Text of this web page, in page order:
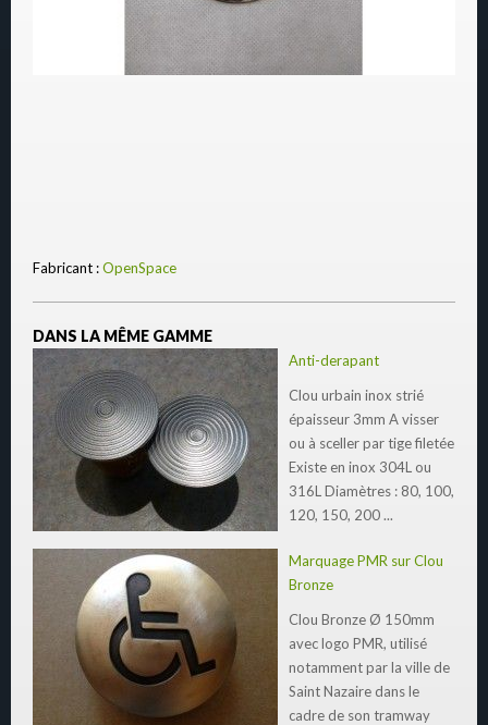
Fabricant :OpenSpace
DANS LA MÊME GAMME
Anti-derapant
Clou urbain inox strié
épaisseur 3mm A visser
ou à sceller par tige filetée
Existe en inox 304L ou
316L Diamètres : 80, 100,
120, 150, 200 ...
Marquage PMR sur Clou
Bronze
Clou Bronze Ø 150mm
avec logo PMR, utilisé
notamment par la ville de
Saint Nazaire dans le
cadre de son tramway